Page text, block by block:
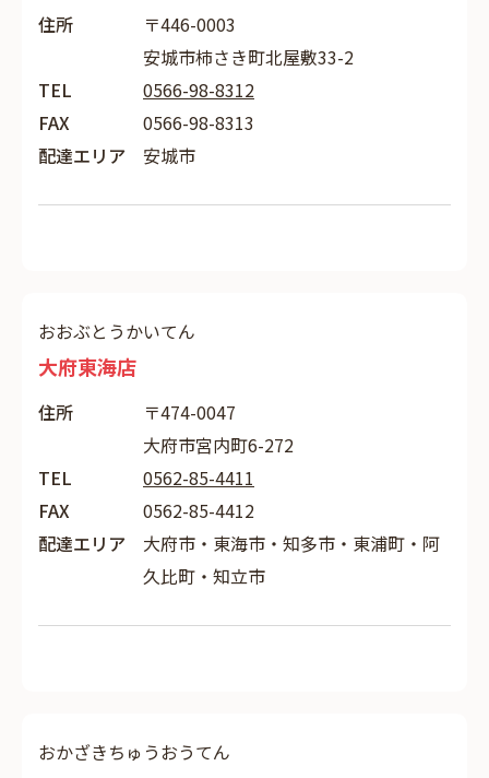
住所
〒446-0003
安城市柿さき町北屋敷33-2
TEL
0566-98-8312
FAX
0566-98-8313
配達エリア
安城市
おおぶとうかいてん
大府東海店
住所
〒474-0047
大府市宮内町6-272
TEL
0562-85-4411
FAX
0562-85-4412
配達エリア
大府市・東海市・知多市・東浦町・阿
久比町・知立市
おかざきちゅうおうてん